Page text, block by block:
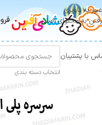
عبور به ناوبری
رفتن به محتوای اصلی
با پشتیبان
انتخاب دسته بندی